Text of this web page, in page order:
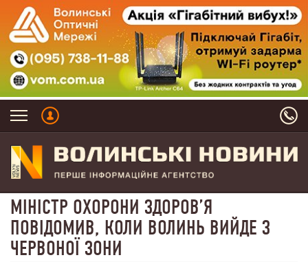
МІНІСТР ОХОРОНИ ЗДОРОВ’Я
ПОВІДОМИВ, КОЛИ ВОЛИНЬ ВИЙДЕ З
ЧЕРВОНОЇ ЗОНИ